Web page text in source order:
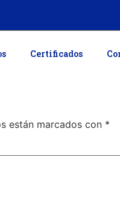
Certificados
están marcados con *